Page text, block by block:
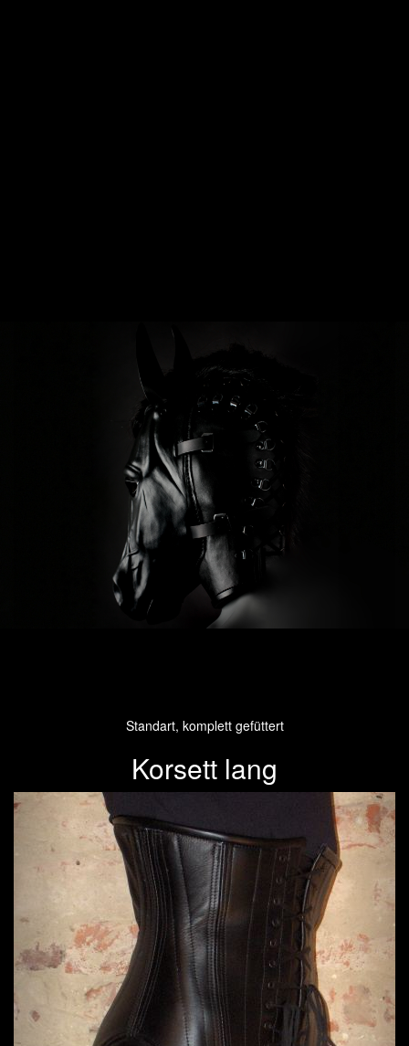
Standart, komplett gefüttert
Korsett lang
Previous Next